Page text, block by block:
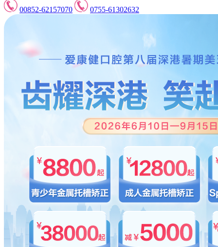
00852-62157070
0755-61302632